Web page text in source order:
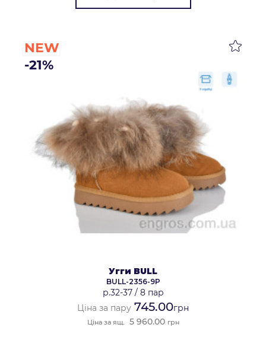
NEW
-21%
Угги BULL
BULL-2356-9P
р.32-37/ 8 пар
Ціна за пару 745.00грн
Ціна за ящ. 5 960.00 грн